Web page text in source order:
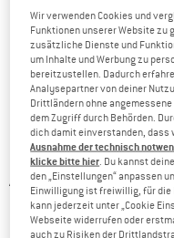
anzutreffen sind (dazu
UMWELTASPEKTE
Marmot sieht
als beste Maßnahme,
minimieren. Diese
Aussage als treibende
hier auch nachweisbare
Daunenalternative
Wir verwenden Cookies und
Funktionen unserer Website zu
zusätzliche Dienste und
um Inhalte und Werbung zu
bereitzustellen. Dadurch
Analysepartner von deiner
Drittländern ohne
dem Zugriff durch Behörden.
dich damit einverstanden, dass
Ausnahme der technisch
klicke bitte hier . Du kannst
den „Einstellungen“ anpassen
Einwilligung ist freiwillig, für die
kann jederzeit unter „Cookie
Webseite widerrufen oder
auch zu Risiken der